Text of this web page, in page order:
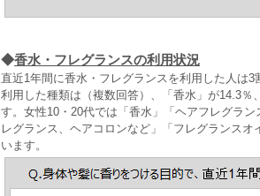
◆香水・フレグランスの利用状況
直近1年間に香水・フレグランスを利用した人は
利用した種類は（複数回答）、「香水」が14.3
す。女性10・20代では「香水」「ヘアフレグラ
レグランス、ヘアコロンなど」「フレグランス
います。